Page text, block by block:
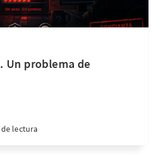
Un problema de
lectura